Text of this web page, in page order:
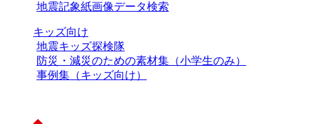
地震記象紙画像データ検索
キッズ向け
地震キッズ探検隊
防災・減災のための素材集（小学生のみ）
事例集（キッズ向け）